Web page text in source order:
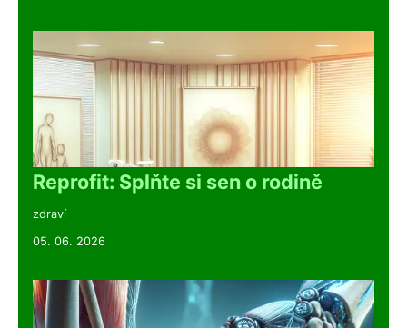
Reprofit: Splňte si sen o rodině
zdraví
05. 06. 2026